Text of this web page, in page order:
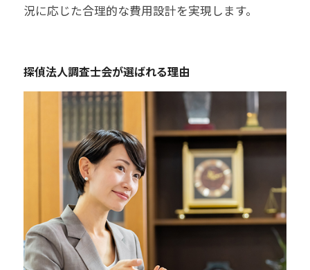
況に応じた合理的な費用設計を実現します。
探偵法人調査士会が選ばれる理由